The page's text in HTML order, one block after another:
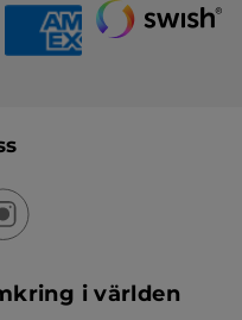
i världen